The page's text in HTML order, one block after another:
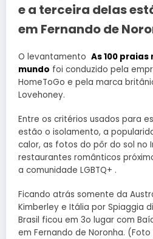
e a terceira delas
em Fernando de
O levantamento As 100
mundo foi conduzido pela
HomeToGo e pela marca
Lovehoney.
Entre os critérios usados para
estão o isolamento, a
calor, as fotos do pôr do sol no
restaurantes românticos
a comunidade LGBTQ+ .
Ficando atrás somente da
Kimberley e Itália por Spiaggia
Brasil ficou em 3o lugar com
em Fernando de Noronha.